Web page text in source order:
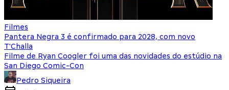
Filmes
Pantera Negra 3 é confirmado para 2028, com novo
T'Challa
Filme de Ryan Coogler foi uma das novidades do estúdio na
San Diego Comic-Con
Pedro Siqueira